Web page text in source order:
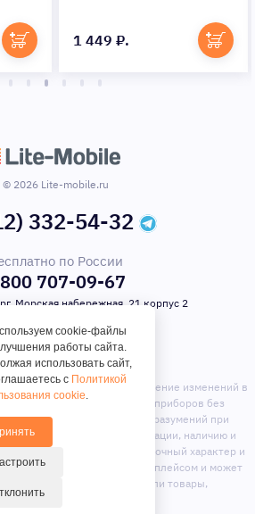
1 449 ₽.
© 2026 Lite-mobile.ru
332-54-32
по России
707-09-67
Морская набережная, 21 корпус 2
за собой право на внесение изменений в
дизайн и комплектацию приборов без
Во избежание недоразумений при
информацию о комплектации, наличию и
на сайте носит справочный характер и
Сайт является маркет-плейсом и может
сторонних продавцов или товары,
на складе магазина.
cookie-файлы
работы сайта.
использовать сайт,
с Политикой
cookie.